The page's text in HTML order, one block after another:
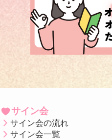
サイン会
サイン会の流れ
サイン会一覧